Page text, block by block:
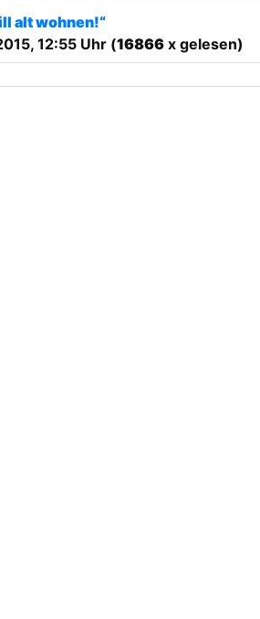
alt wohnen!“
12:55 Uhr (16866 x gelesen)